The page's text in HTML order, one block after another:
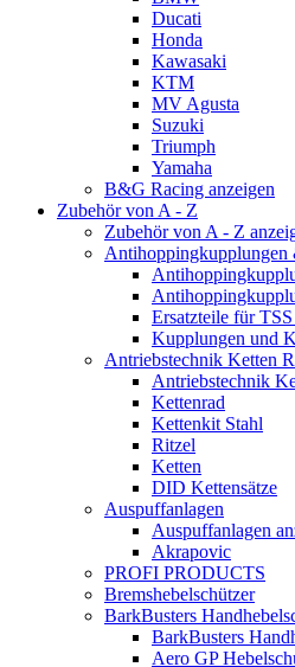
Ducati
Honda
Kawasaki
KTM
MV Agusta
Suzuki
Triumph
Yamaha
B&G Racing anzeigen
Zubehör von A - Z
Zubehör von A - Z
Antihoppingkupplungen
Ersatzteile für
Kupplungen und
Antriebstechnik Ketten
Antriebstechnik
Kettenrad
Kettenkit Stahl
Ritzel
Ketten
DID Kettensätze
Auspuffanlagen
Auspuffanlagen
Akrapovic
PROFI PRODUCTS
Bremshebelschützer
BarkBusters
BarkBusters
Aero GP